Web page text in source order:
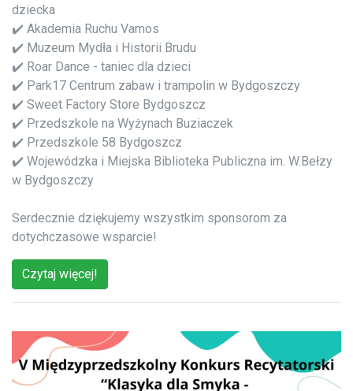
dziecka
✔️ Akademia Ruchu Vamos
✔️ Muzeum Mydła i Historii Brudu
✔️ Roar Dance - taniec dla dzieci
✔️ Park17 Centrum zabaw i trampolin w Bydgoszczy
✔️ Sweet Factory Store Bydgoszcz
✔️ Przedszkole na Wyżynach Buziaczek
✔️ Przedszkole 58 Bydgoszcz
✔️ Wojewódzka i Miejska Biblioteka Publiczna im. W.Bełzy
w Bydgoszczy
Serdecznie dziękujemy wszystkim sponsorom za
dotychczasowe wsparcie!
Czytaj więcej!